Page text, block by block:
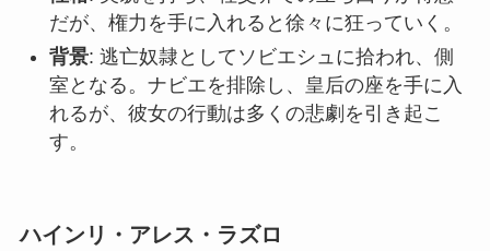
だが、権力を手に入れると徐々に狂っていく。
背景: 逃亡奴隷としてソビエシュに拾われ、側
室となる。ナビエを排除し、皇后の座を手に入
れるが、彼女の行動は多くの悲劇を引き起こ
す。
ハインリ・アレス・ラズロ